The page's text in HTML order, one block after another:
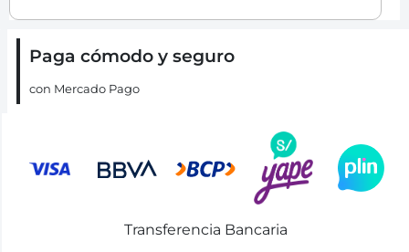
Paga cómodo y seguro
con Mercado Pago
Transferencia Bancaria